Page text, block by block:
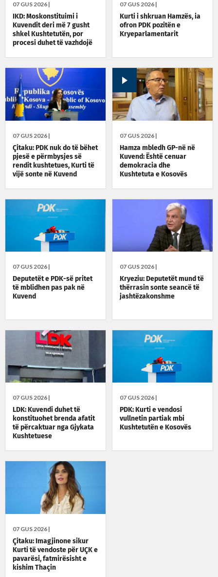
07 GUS 2026 |
IKD: Moskonstituimi i
Kuvendit deri më 7 gusht
shkel Kushtetutën, por
procesi duhet të vazhdojë
07 GUS 2026 |
Kurti i shkruan Hamzës, ia
ofron PDK pozitën e
Kryeparlamentarit
07 GUS 2026 |
Çitaku: PDK nuk do të bëhet
pjesë e përmbysjes së
rendit kushtetues, Kurti të
vijë sonte në Kuvend
07 GUS 2026 |
Hamza mbledh GP-në në
Kuvend: Është cenuar
demokracia dhe
Kushtetuta e Kosovës
07 GUS 2026 |
Deputetët e PDK-së pritet
të mblidhen pas pak në
Kuvend
07 GUS 2026 |
Kryeziu: Deputetët mund të
thërrasin sonte seancë të
jashtëzakonshme
07 GUS 2026 |
LDK: Kuvendi duhet të
konstituohet brenda afatit
të përcaktuar nga Gjykata
Kushtetuese
07 GUS 2026 |
PDK: Kurti e vendosi
vullnetin partiak mbi
Kushtetutën e Kosovës
07 GUS 2026 |
Çitaku: Imagjinone sikur
Kurti të vendoste për UÇK e
pavarësi, fatmirësisht e
kishim Thaçin